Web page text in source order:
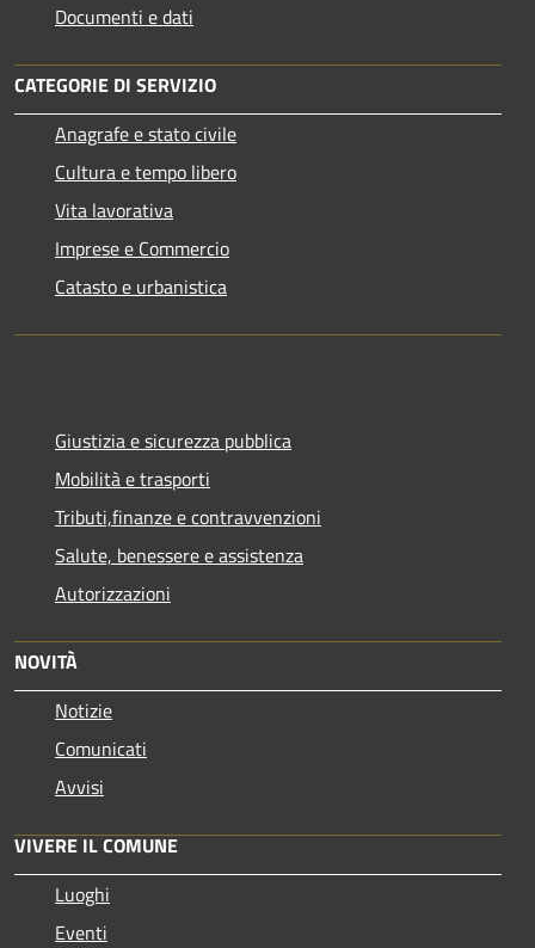
Documenti e dati
CATEGORIE DI SERVIZIO
Anagrafe e stato civile
Cultura e tempo libero
Vita lavorativa
Imprese e Commercio
Catasto e urbanistica
Giustizia e sicurezza pubblica
Mobilità e trasporti
Tributi,finanze e contravvenzioni
Salute, benessere e assistenza
Autorizzazioni
NOVITÀ
Notizie
Comunicati
Avvisi
VIVERE IL COMUNE
Luoghi
Eventi